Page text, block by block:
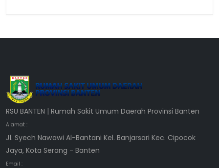
RSU BANTEN | Rumah Sakit Umum Daerah Provinsi Banten
Alamat :
Jl. Syech Nawawi Al-Bantani Kel. Banjarsari Kec. Cipocok
Jaya, Kota Serang - Banten
Email :